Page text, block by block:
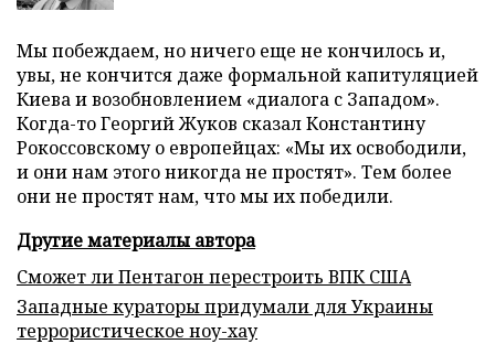
Мы побеждаем, но ничего еще не кончилось и,
увы, не кончится даже формальной капитуляцией
Киева и возобновлением «диалога с Западом».
Когда-то Георгий Жуков сказал Константину
Рокоссовскому о европейцах: «Мы их освободили,
и они нам этого никогда не простят». Тем более
они не простят нам, что мы их победили.
Другие материалы автора
Сможет ли Пентагон перестроить ВПК США
Западные кураторы придумали для Украины
террористическое ноу-хау